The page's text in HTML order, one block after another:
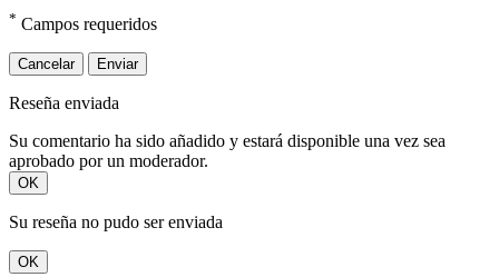
* Campos requeridos
Cancelar Enviar
Reseña enviada
Su comentario ha sido añadido y estará disponible una vez sea
aprobado por un moderador.
OK
Su reseña no pudo ser enviada
OK